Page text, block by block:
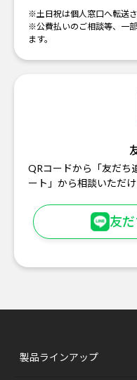
※土日祝は個人窓口へ転送さ
※公費払いのご相談等、一
ます。
QRコードから「友だち
ート」から相談いただけ
友
製品ラインアップ